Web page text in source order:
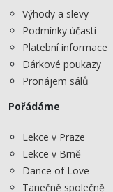
Výhody a slevy
Podmínky účasti
Platební informace
Dárkové poukazy
Pronájem sálů
Pořádáme
Lekce v Praze
Lekce v Brně
Dance of Love
Tanečně společně